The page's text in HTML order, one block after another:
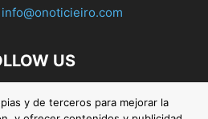
info@onoticieiro.com
US
y de terceros para mejorar la